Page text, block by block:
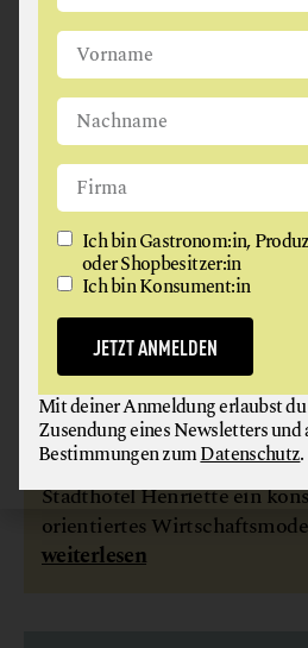
biologisch und regional ist.
weiterlesen
HENRIETTE STADTHOTEL
Georg und Verena verfolgen
Stadthotel Henriette ein
orientiertes
weiterlesen
Ich bin Gastronom:in,
oder Shopbesitzer:in
Ich bin Konsument:in
JETZT ANMELDEN
Mit deiner Anmeldung erlaubst
Zusendung eines Newsletters
Bestimmungen zumDatenschutz.